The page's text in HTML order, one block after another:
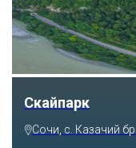
Скайпарк
Сочи, с. Казачий